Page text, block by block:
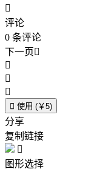

评论
0 条评论
下一页



 使用 (￥5)
分享
复制链接

图形选择